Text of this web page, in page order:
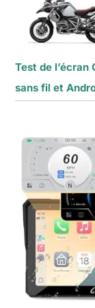
Test de
sans fil et